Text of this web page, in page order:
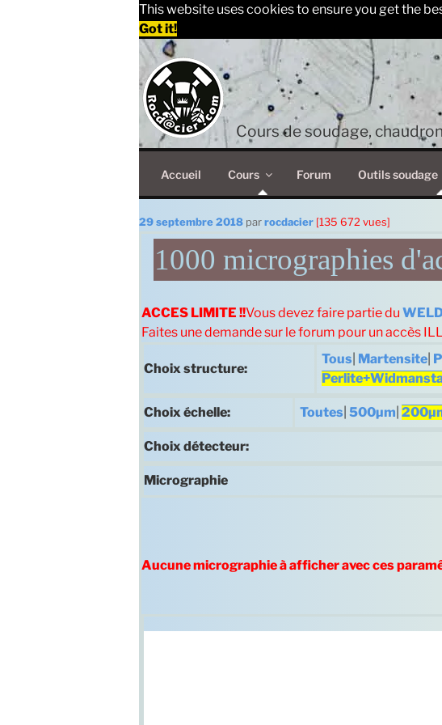
This website uses cookies to ensure you get the
Got it!
Aller
au
contenu
principal
Cours de soudage,
Accueil Cours Forum Outils soudage
Publié
29 septembre 2018 parrocdacier [135 672 vues]
1000 micrographies
ACCES LIMITE !!Vous devez faire partie du
Faites une demande sur le forum pour un accès
Choix structure:
Tous Martensite
Choix échelle: Toutes |500µm |
Choix détecteur:
Micrographie
Aucune micrographie à afficher avec ces